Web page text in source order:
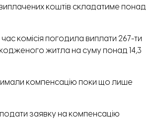
коштів складатиме понад
комісія погодила виплати 267-ти
житла на суму понад 14,3
компенсацію поки що лише
заявку на компенсацію